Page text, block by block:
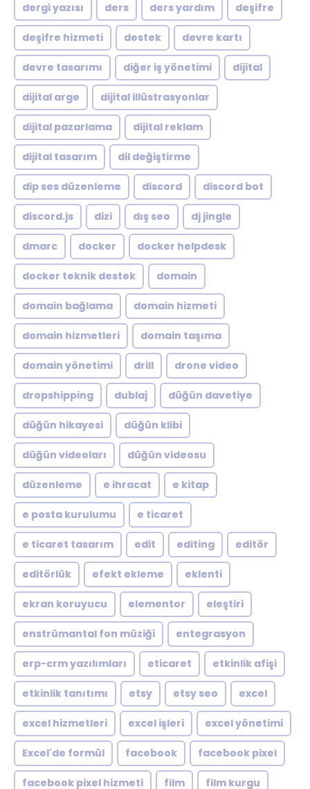
dergi yazısı ders ders yardım deşifre
deşifre hizmeti destek devre kartı
devre tasarımı diğer iş yönetimi dijital
dijital arge dijital illüstrasyonlar
dijital pazarlama dijital reklam
dijital tasarım dil değiştirme
dip ses düzenleme discord discord bot
discord.js dizi dış seo dj jingle
dmarc docker docker helpdesk
docker teknik destek domain
domain bağlama domain hizmeti
domain hizmetleri domain taşıma
domain yönetimi drill drone video
dropshipping dublaj düğün davetiye
düğün hikayesi düğün klibi
düğün videoları düğün videosu
düzenleme e ihracat e kitap
e posta kurulumu e ticaret
e ticaret tasarım edit editing editör
editörlük efekt ekleme eklenti
ekran koruyucu elementor eleştiri
enstrümantal fon müziği entegrasyon
erp-crm yazılımları eticaret etkinlik afişi
etkinlik tanıtımı etsy etsy seo excel
excel hizmetleri excel işleri excel yönetimi
Excel'de formül facebook facebook pixel
facebook pixel hizmeti film film kurgu